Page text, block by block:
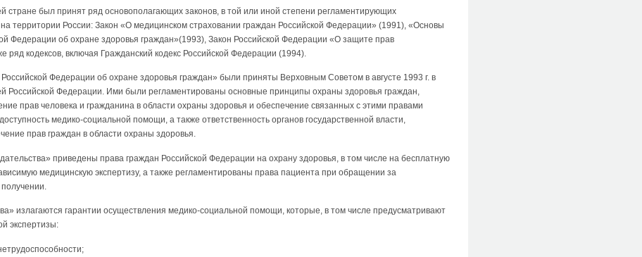
стране был принят ряд основополагающих законов, в той или иной степени регламентирующих
территории России: Закон «О медицинском страховании граждан Российской Федерации» (1991), «Основы
Федерации об охране здоровья граждан»(1993), Закон Российской Федерации «О защите прав
ряд кодексов, включая Гражданский кодекс Российской Федерации (1994).
Федерации об охране здоровья граждан» были приняты Верховным Советом в августе 1993 г. в
Российской Федерации. Ими были регламентированы основные принципы охраны здоровья граждан,
прав человека и гражданина в области охраны здоровья и обеспечение связанных с этими правами
медико-социальной помощи, а также ответственность органов государственной власти,
прав граждан в области охраны здоровья.
приведены права граждан Российской Федерации на охрану здоровья, в том числе на бесплатную
медицинскую экспертизу, а также регламентированы права пациента при обращении за
излагаются гарантии осуществления медико-социальной помощи, которые, в том числе предусматривают
экспертизы: